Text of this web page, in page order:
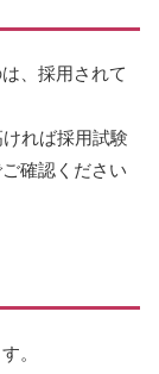
、採用されて
れば採用試験
確認ください
。